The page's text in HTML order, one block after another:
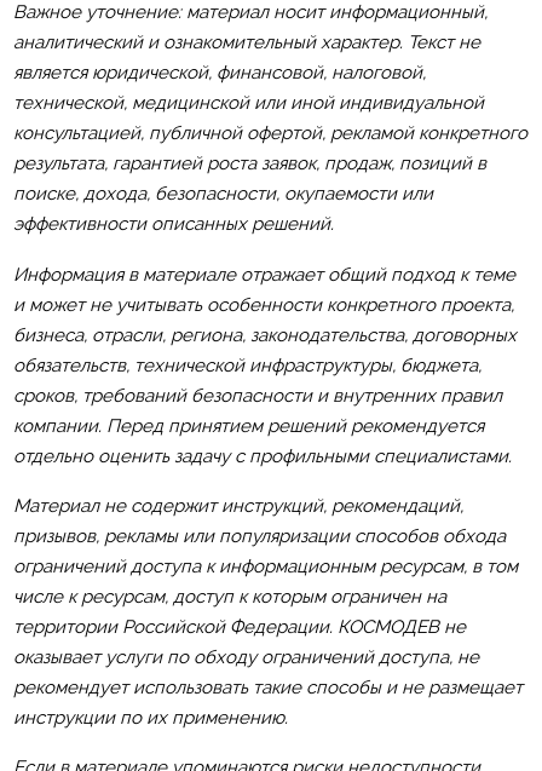
Важное уточнение: материал носит информационный,
аналитический и ознакомительный характер. Текст не
является юридической, финансовой, налоговой,
технической, медицинской или иной индивидуальной
консультацией, публичной офертой, рекламой конкретного
результата, гарантией роста заявок, продаж, позиций в
поиске, дохода, безопасности, окупаемости или
эффективности описанных решений.
Информация в материале отражает общий подход к теме
и может не учитывать особенности конкретного проекта,
бизнеса, отрасли, региона, законодательства, договорных
обязательств, технической инфраструктуры, бюджета,
сроков, требований безопасности и внутренних правил
компании. Перед принятием решений рекомендуется
отдельно оценить задачу с профильными специалистами.
Материал не содержит инструкций, рекомендаций,
призывов, рекламы или популяризации способов обхода
ограничений доступа к информационным ресурсам, в том
числе к ресурсам, доступ к которым ограничен на
территории Российской Федерации. КОСМОДЕВ не
оказывает услуги по обходу ограничений доступа, не
рекомендует использовать такие способы и не размещает
инструкции по их применению.